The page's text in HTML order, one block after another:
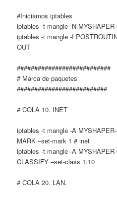
#Iniciamos iptables
iptables -t mangle -N
iptables -t mangle -I
OUT
###########################
# Marca de paquetes
##########################
# COLA 10. INET
iptables -t mangle -A
MARK –set-mark 1 # inet
iptables -t mangle -A
CLASSIFY –set-class 1:10
# COLA 20. LAN.